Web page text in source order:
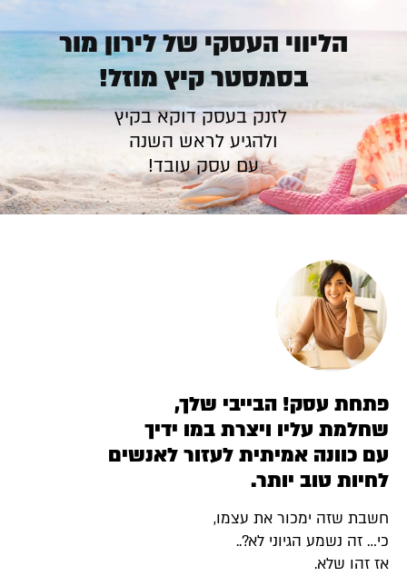
הליווי העסקי של לירון מור
בסמסטר קיץ מוזל!
לזנק בעסק דוקא בקיץ
ולהגיע לראש השנה
עם עסק עובד!
פתחת עסק! הבייבי שלך,
שחלמת עליו ויצרת במו ידיך
עם כוונה אמיתית לעזור לאנשים
לחיות טוב יותר.
חשבת שזה ימכור את עצמו,
כי… זה נשמע הגיוני לא?..
אז זהו שלא.